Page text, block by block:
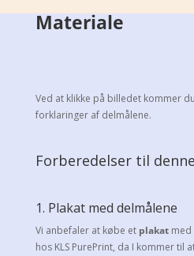
Materiale
Ved at klikke på billedet kommer
forklaringer af delmålene.
Forberedelser til
1. Plakat med delmålene
Vi anbefaler at købe et plakatmed
hos KLS PurePrint, da I kommer til